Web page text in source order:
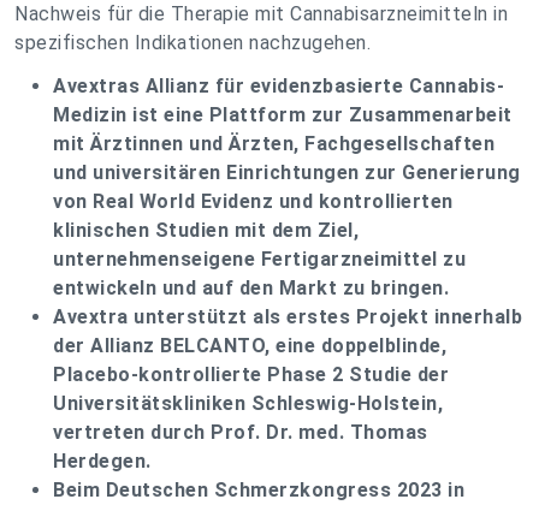
Nachweis für die Therapie mit Cannabisarzneimitteln in
spezifischen Indikationen nachzugehen.
Avextras Allianz für evidenzbasierte Cannabis-
Medizin ist eine Plattform zur Zusammenarbeit
mit Ärztinnen und Ärzten, Fachgesellschaften
und universitären Einrichtungen zur Generierung
von Real World Evidenz und kontrollierten
klinischen Studien mit dem Ziel,
unternehmenseigene Fertigarzneimittel zu
entwickeln und auf den Markt zu bringen.
Avextra unterstützt als erstes Projekt innerhalb
der Allianz BELCANTO, eine doppelblinde,
Placebo-kontrollierte Phase 2 Studie der
Universitätskliniken Schleswig-Holstein,
vertreten durch Prof. Dr. med. Thomas
Herdegen.
Beim Deutschen Schmerzkongress 2023 in